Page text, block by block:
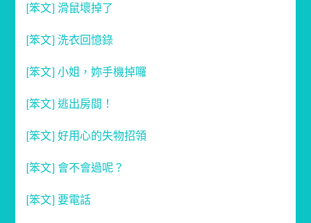
[笨文] 滑鼠壞掉了
[笨文] 洗衣回憶錄
[笨文] 小姐，妳手機掉囉
[笨文] 逃出房間！
[笨文] 好用心的失物招領
[笨文] 會不會過呢？
[笨文] 要電話